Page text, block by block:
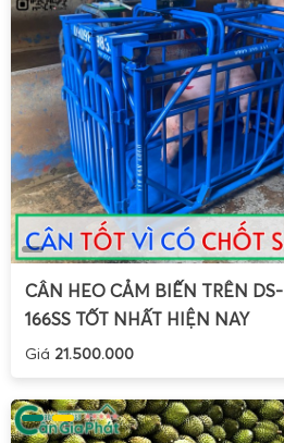
CÂN HEO CẢM BIẾN TRÊN DS-
166SS TỐT NHẤT HIỆN NAY
Giá 21.500.000